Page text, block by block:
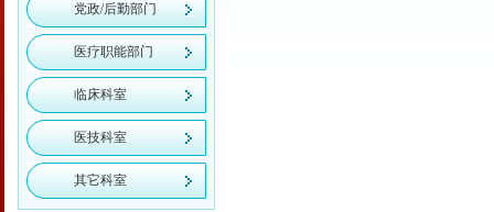
党政/后勤部门
医疗职能部门
临床科室
医技科室
其它科室